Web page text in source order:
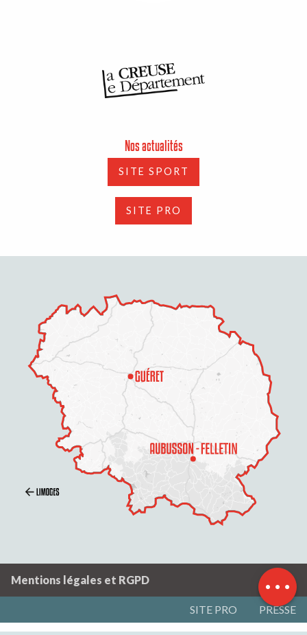
Contacter par
email
Nos actualités
SITE SPORT
SITE PRO
Mentions légales et RGPD
SITE PRO PRESSE